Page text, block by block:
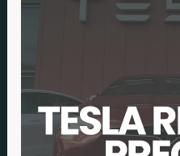
recortar
precios
en